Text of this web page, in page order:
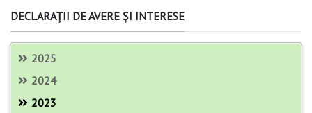
DECLARAȚII DE AVERE ȘI INTERESE
2025
2024
2023